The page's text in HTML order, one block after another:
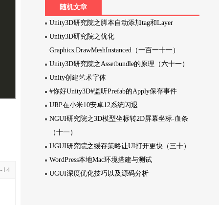
14
随机文章
Unity3D研究院之脚本自动添加tag和Layer
Unity3D研究院之优化
Graphics.DrawMeshInstanced（一百一十一）
Unity3D研究院之Assetbundle的原理（六十一）
Unity创建艺术字体
#你好Unity3D#监听Prefab的Apply保存事件
URP在小米10安卓12系统闪退
NGUI研究院之3D模型坐标转2D屏幕坐标-血条
（十一）
UGUI研究院之缓存策略让UI打开更快（三十）
WordPress本地Mac环境搭建与测试
UGUI深度优化技巧以及源码分析